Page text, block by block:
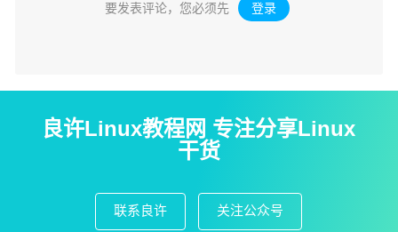
要发表评论，您必须先 登录 。
良许Linux教程网 专注分享Linux
干货
联系良许 关注公众号